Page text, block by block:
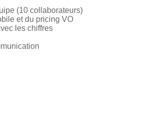
(10 collaborateurs)
et du pricing VO
les chiffres